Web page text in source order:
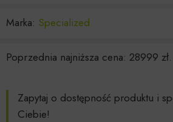
Marka: Specialized
Poprzednia najniższa cena: 28999 zł.
Zapytaj o dostępność produktu i
Ciebie!